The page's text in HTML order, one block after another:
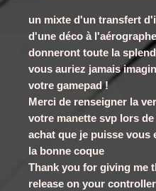
un mixte d'un transfert
d'une déco à l'aérographe
donneront toute la
vous auriez jamais
votre gamepad !
Merci de renseigner la
votre manette svp lors
achat que je puisse vous
la bonne coque
Thank you for giving me
release on your